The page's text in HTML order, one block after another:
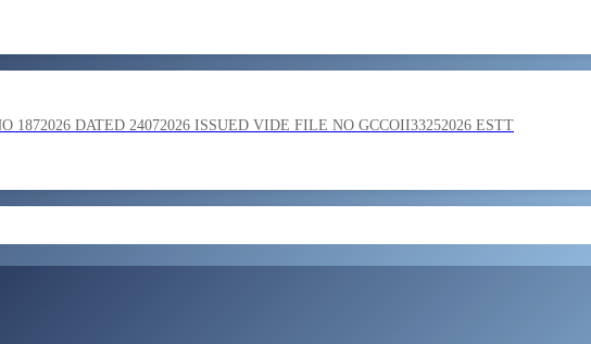
by SSC on the basis of result of CombIned Graduate Level E
1872026 DATED 24072026 ISSUED VIDE FILE NO GCCOII33252026 ESTT